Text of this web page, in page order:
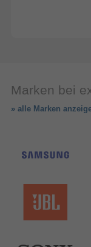
Marken bei
» alle Marken